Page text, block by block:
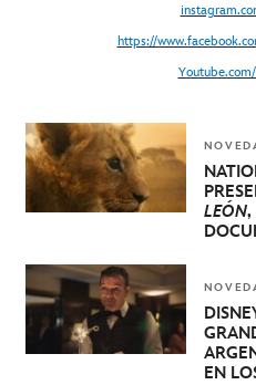
https://
LEÓN,
DE
REY
EN